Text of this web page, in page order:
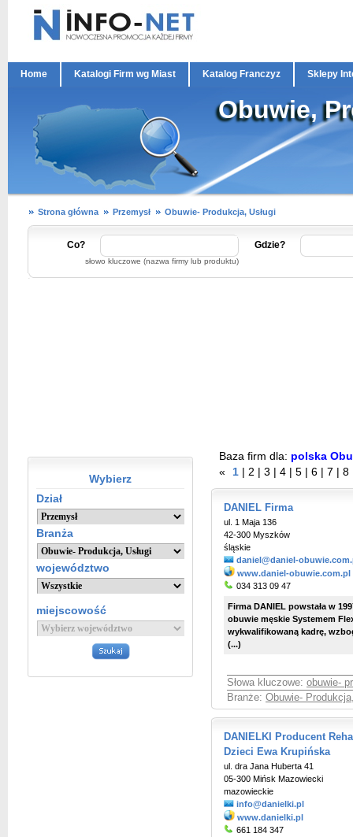
Home Katalogi Firm wg Miast Katalog Franczyz Sklepy
Obuwie,
Strona główna Przemysł Obuwie- Produkcja, Usługi
Co?
słowo kluczowe (nazwa firmy lub produktu)
Gdzie?
Wybierz
Dział
Branża
województwo
miejscowość
Baza firm dla: polska
«
1 2 3 4 5 6 7 8
DANIEL Firma
ul. 1 Maja 136
42-300 Myszków
śląskie
daniel@daniel-
www.daniel-obuwie.com.pl
034 313 09 47
Firma DANIEL powstała w
obuwie męskie Systemem
wykwalifikowaną kadrę,
(...)
Słowa kluczowe: obuwie-
Branże: Obuwie-
DANIELKI Producent
Dzieci Ewa Krupińska
ul. dra Jana Huberta 41
05-300 Mińsk Mazowiecki
mazowieckie
info@danielki.pl
www.danielki.pl
661 184 347